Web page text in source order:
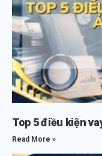
Top 5 điều kiện
Read More »